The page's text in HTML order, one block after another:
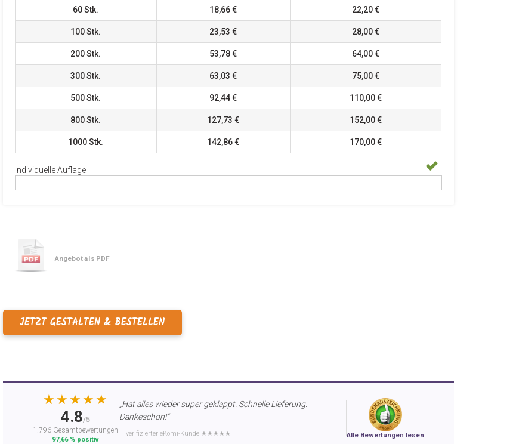
60Stk. 18,66 € 22,20 €
100Stk. 23,53 € 28,00 €
200Stk. 53,78 € 64,00 €
300Stk. 63,03 € 75,00 €
500Stk. 92,44 € 110,00 €
800Stk. 127,73 € 152,00 €
1000Stk. 142,86 € 170,00 €
Individuelle Auflage
Angebot als PDF
JETZT GESTALTEN & BESTELLEN
★★★★★
4.8/5
1.796 Gesamtbewertungen
97,66 % positiv
„Hat alles wieder super geklappt. Schnelle Lieferung.
Dankeschön!“
— verifizierter eKomi-Kunde ★★★★★ Alle Bewertungen lesen